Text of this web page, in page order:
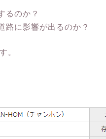
るのか？
路に影響が出るのか？
。